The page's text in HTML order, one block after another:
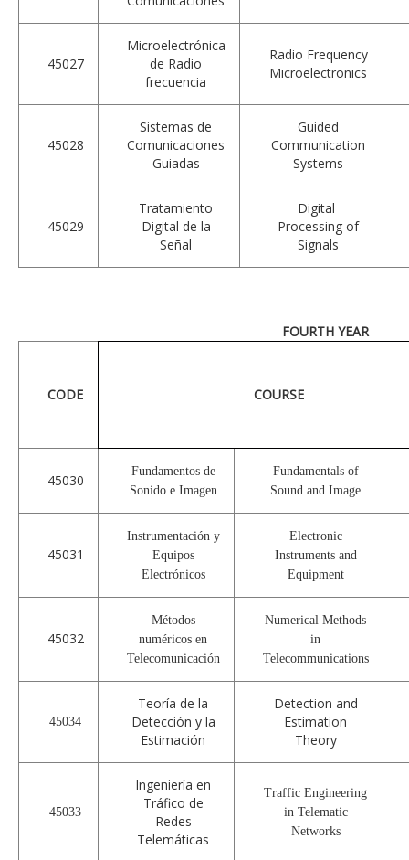
45027
Microelectrónica
de Radio
frecuencia
Radio Frequency
Microelectronics
45028
Sistemas de
Comunicaciones
Guiadas
Guided
Communication
Systems
45029
Tratamiento
Digital de la
Señal
Digital
Processing of
Signals
CODE COURSE
45030
Fundamentos de
Sonido e Imagen
Fundamentals of
Sound and Image
45031
Instrumentación y
Equipos
Electrónicos
Electronic
Instruments and
Equipment
45032
Métodos
numéricos en
Telecomunicación
Numerical Methods
in
Telecommunications
45034
Teoría de la
Detección y la
Estimación
Detection and
Estimation
Theory
45033
Ingeniería en
Tráfico de
Redes
Telemáticas
Traffic Engineering
in Telematic
Networks
FOURTH YEAR